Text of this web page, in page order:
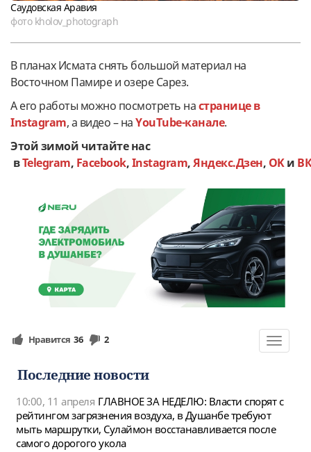
Саудовская Аравия
фото kholov_photograph
В планах Исмата снять большой материал на
Восточном Памире и озере Сарез.
А его работы можно посмотреть настранице в
Instagram, а видео – наYouTube-канале.
Этой зимой читайте нас
вTelegram, Facebook,Instagram,Яндекс.Дзен, OKи ВК
Toggle
Нравится 36 2
Последние новости
10:00, 11 апреля ГЛАВНОЕ ЗА НЕДЕЛЮ: Власти спорят с
рейтингом загрязнения воздуха, в Душанбе требуют
мыть маршрутки, Сулаймон восстанавливается после
самого дорогого укола